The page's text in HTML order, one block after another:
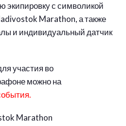
экипировку с символикой
Marathon, а также
и индивидуальный датчик
участия во
можно на
Marathon